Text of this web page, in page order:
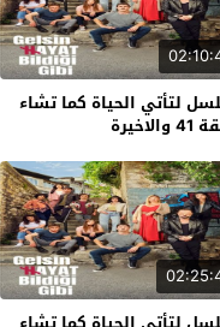
لتأتي الحياة كما تشاء